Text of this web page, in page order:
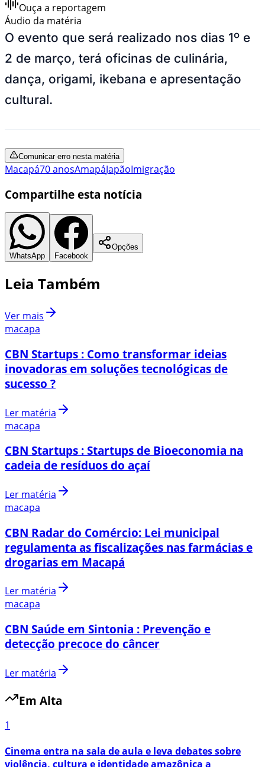
Ouça a reportagem
Áudio da matéria
O evento que será realizado nos dias 1º e
2 de março, terá oficinas de culinária,
dança, origami, ikebana e apresentação
cultural.
Comunicar erro nesta matéria
Macapá70 anosAmapáJapãoImigração
Compartilhe esta notícia
WhatsApp Facebook
Opções
Leia Também
Ver mais
macapa
CBN Startups : Como transformar ideias
inovadoras em soluções tecnológicas de
sucesso ?
Ler matéria
macapa
CBN Startups : Startups de Bioeconomia na
cadeia de resíduos do açaí
Ler matéria
macapa
CBN Radar do Comércio: Lei municipal
regulamenta as fiscalizações nas farmácias e
drogarias em Macapá
Ler matéria
macapa
CBN Saúde em Sintonia : Prevenção e
detecção precoce do câncer
Ler matéria
Em Alta
1
Cinema entra na sala de aula e leva debates sobre
violência, cultura e identidade amazônica a